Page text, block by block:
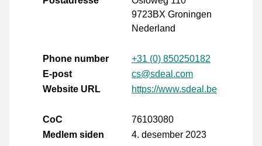
9723BX Groningen
Nederland
Phone number
+31 (0) 850250182
E-post
cs@sdeal.com
Website URL
https://www.sdeal.be
CoC
76103080
Medlem siden
4. desember 2023